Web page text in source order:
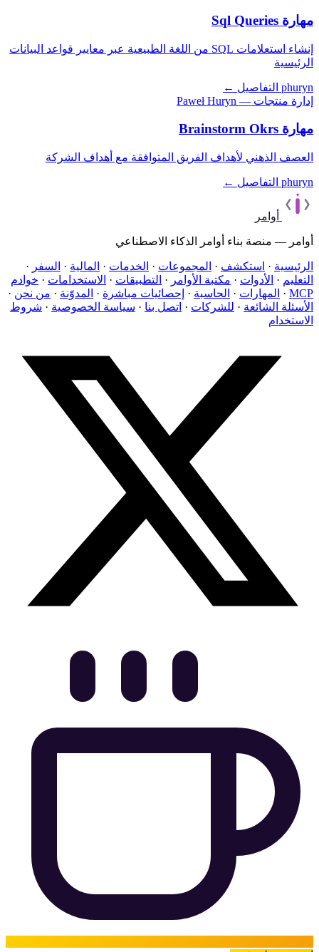
مهارة Sql Queries
إنشاء استعلامات SQL من اللغة الطبيعية عبر معايير قواعد البيانات
الرئيسية
phuryn التفاصيل ←
إدارة منتجات — Paweł Huryn
مهارة Brainstorm Okrs
العصف الذهني لأهداف الفريق المتوافقة مع أهداف الشركة
phuryn التفاصيل ←
أوامر
أوامر — منصة بناء أوامر الذكاء الاصطناعي
الرئيسية · استكشف · المجموعات · الخدمات · المالية · السفر ·
التعليم · الأدوات · مكتبة الأوامر · التطبيقات · الاستخدامات · خوادم
MCP
· المهارات · الحاسبة · إحصائيات مباشرة · المدوّنة · من نحن ·
الأسئلة الشائعة · للشركات · اتصل بنا · سياسة الخصوصية · شروط
الاستخدام